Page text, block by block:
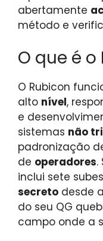
abertamente
método e
O que é o
O Rubicon
alto nível,
e
sistemas não
padronização
de operadores.
inclui sete
secreto desde
do seu QG
campo onde a